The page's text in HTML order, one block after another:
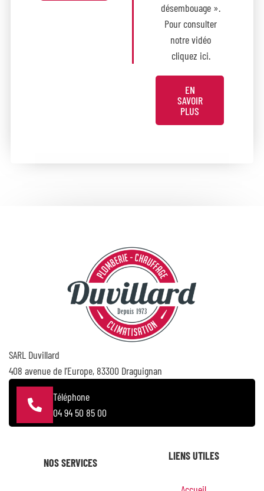
désembouage ».
Pour consulter
notre vidéo
cliquez ici.
EN
SAVOIR
PLUS
SARL Duvillard
408 avenue de l’Europe, 83300 Draguignan
Téléphone
04 94 50 85 00
LIENS UTILES
NOS SERVICES